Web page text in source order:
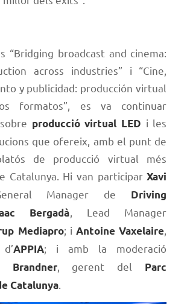
“Bridging broadcast and cinema:
across industries” i “Cine,
y publicidad: producción virtual
formatos”, es va continuar
producció virtual LED i les
que ofereix, amb el punt de
de producció virtual més
Catalunya. Hi van participarXavi
Manager de Driving
Bergadà , Lead Manager
Mediapro; i Antoine Vaxelaire
APPIA; i amb la moderació
Brandner, gerent del Parc
Catalunya.